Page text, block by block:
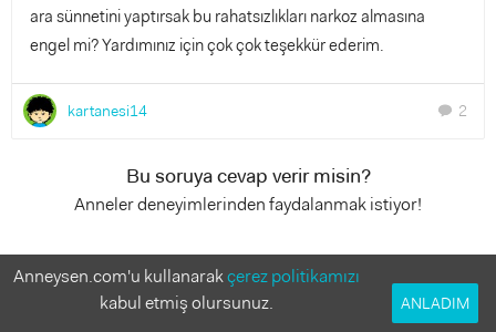
ara sünnetini yaptırsak bu rahatsızlıkları narkoz almasına
engel mi? Yardımınız için çok çok teşekkür ederim.
kartanesi14 chat 2
Bu soruya cevap verir misin?
Anneler deneyimlerinden faydalanmak istiyor!
2 Cevap
Anneysen.com'u kullanarakçerez politikamızı
kabul etmiş olursunuz.
ANLADIM